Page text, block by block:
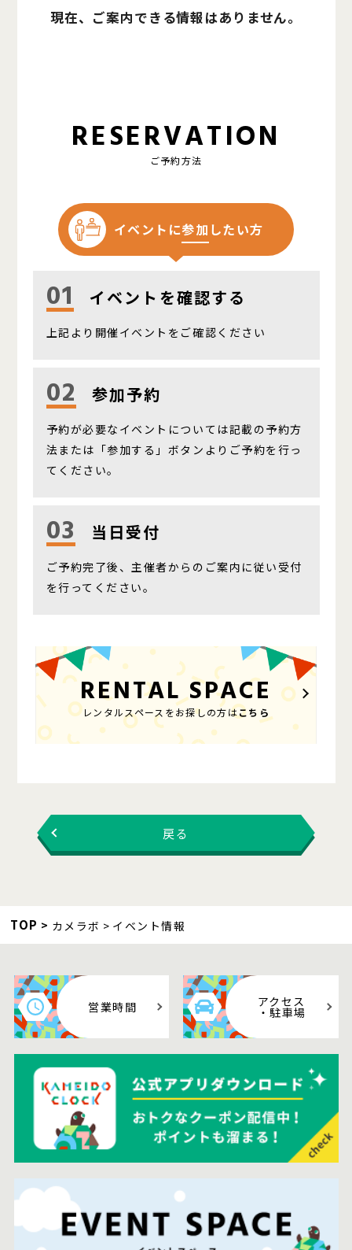
現在、ご案内できる情報はありません。
RESERVATION
ご予約方法
イベントに参加 したい方
01 イベントを確認する
上記より開催イベントをご確認ください
02 参加予約
予約が必要なイベントについては記載の予約方
法または「参加する」ボタンよりご予約を行っ
てください。
03 当日受付
ご予約完了後、主催者からのご案内に従い受付
を行ってください。
RENTAL SPACE
レンタルスペースをお探しの方はこちら
戻る
TOP カメラボ イベント情報
営業時間 アクセス
・駐車場